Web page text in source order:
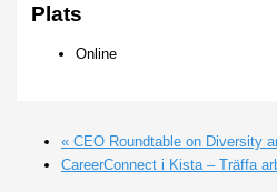
Plats
Online
«CEO Roundtable on Diversity
CareerConnect i Kista – Träffa